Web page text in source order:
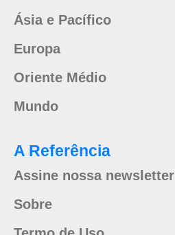
Ásia e Pacífico
Europa
Oriente Médio
Mundo
A Referência
Assine nossa newsletter
Sobre